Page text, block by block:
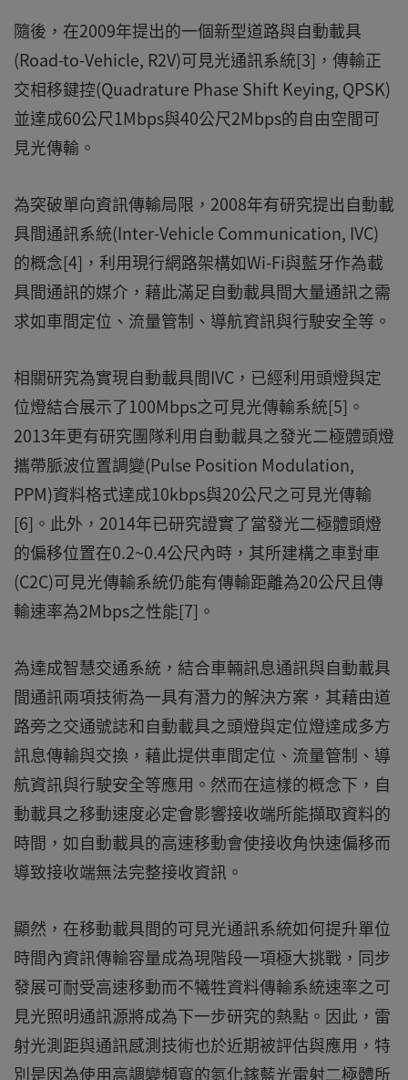
隨後，在2009年提出的一個新型道路與自動載具
(Road-to-Vehicle, R2V)可見光通訊系統[3]，傳輸正
交相移鍵控(Quadrature Phase Shift Keying, QPSK)
並達成60公尺1Mbps與40公尺2Mbps的自由空間可
見光傳輸。
為突破單向資訊傳輸局限，2008年有研究提出自動載
具間通訊系統(Inter-Vehicle Communication, IVC)
的概念[4]，利用現行網路架構如Wi-Fi與藍牙作為載
具間通訊的媒介，藉此滿足自動載具間大量通訊之需
求如車間定位、流量管制、導航資訊與行駛安全等。
相關研究為實現自動載具間IVC，已經利用頭燈與定
位燈結合展示了100Mbps之可見光傳輸系統[5]。
2013年更有研究團隊利用自動載具之發光二極體頭燈
攜帶脈波位置調變(Pulse Position Modulation,
PPM)資料格式達成10kbps與20公尺之可見光傳輸
[6]。此外，2014年已研究證實了當發光二極體頭燈
的偏移位置在0.2~0.4公尺內時，其所建構之車對車
(C2C)可見光傳輸系統仍能有傳輸距離為20公尺且傳
輸速率為2Mbps之性能[7]。
為達成智慧交通系統，結合車輛訊息通訊與自動載具
間通訊兩項技術為一具有潛力的解決方案，其藉由道
路旁之交通號誌和自動載具之頭燈與定位燈達成多方
訊息傳輸與交換，藉此提供車間定位、流量管制、導
航資訊與行駛安全等應用。然而在這樣的概念下，自
動載具之移動速度必定會影響接收端所能擷取資料的
時間，如自動載具的高速移動會使接收角快速偏移而
導致接收端無法完整接收資訊。
顯然，在移動載具間的可見光通訊系統如何提升單位
時間內資訊傳輸容量成為現階段一項極大挑戰，同步
發展可耐受高速移動而不犧牲資料傳輸系統速率之可
見光照明通訊源將成為下一步研究的熱點。因此，雷
射光測距與通訊感測技術也於近期被評估與應用，特
別是因為使用高調變頻寬的氮化鎵藍光雷射二極體所